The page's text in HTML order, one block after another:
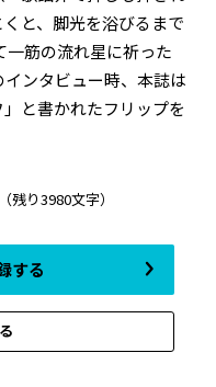
と、脚光を浴びるまで
一筋の流れ星に祈った
ンタビュー時、本誌は
と書かれたフリップを
（残り3980文字）
する